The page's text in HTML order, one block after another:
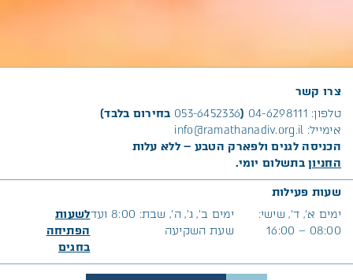
צרו קשר
טלפון: 04-6298111
(
053-6452336 בחירום בלבד)
אימייל: info@ramathanadiv.org.il
הכניסה לגנים ולפארק הטבע – ללא עלות
החניוןבתשלום יומי.
שעות פעילות
ימים א׳, ד’, שישי:
08:00 – 16:00
ימים ב’, ג’, ה’, שבת: 8:00 ועד
שעת השקיעה
לשעות
הפתיחה
בחגים